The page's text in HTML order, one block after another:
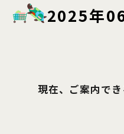
2025年
現在、ご案内でき